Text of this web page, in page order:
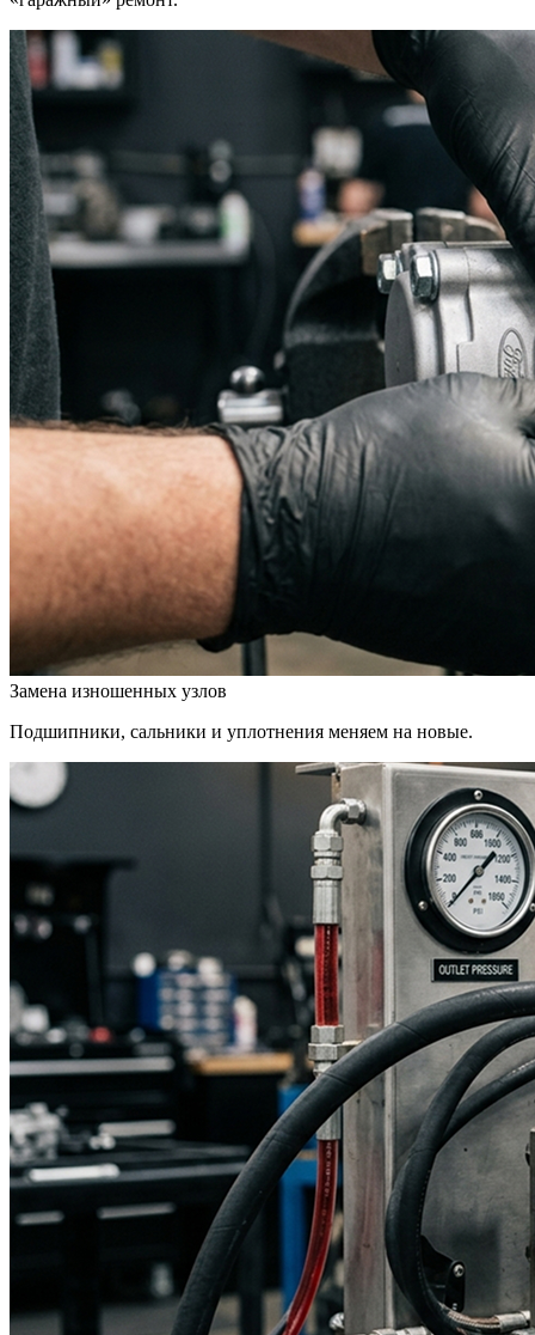
Замена изношенных узлов
Подшипники, сальники и уплотнения меняем на новые.